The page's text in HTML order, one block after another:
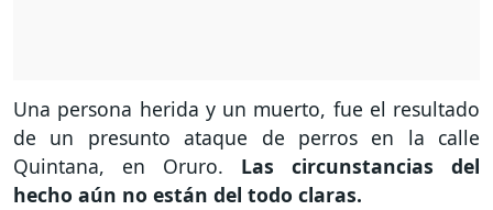
Una persona herida y un muerto, fue el resultado
de un presunto ataque de perros en la calle
Quintana, en Oruro. Las circunstancias del
hecho aún no están del todo claras.